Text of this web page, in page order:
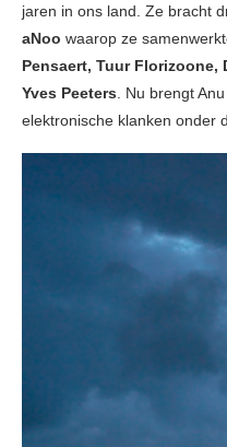
jaren in ons land. Ze bracht
aNoo waarop ze
Pensaert, Tuur Florizoone,
Yves Peeters. Nu brengt
elektronische klanken onder